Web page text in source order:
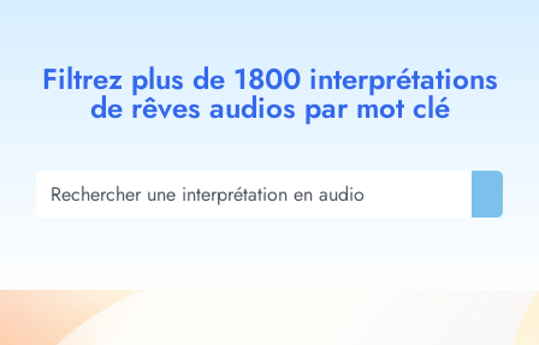
Filtrez plus de 1800 interprétations
de rêves audios par mot clé